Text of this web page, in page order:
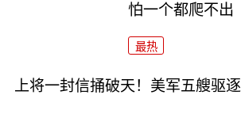
怕一个都爬不出
最热
上将一封信捅破天！美军五艘驱